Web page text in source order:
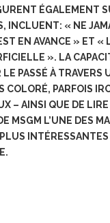
ÉGALEMENT
INCLUENT: « NE
EN AVANCE » ET «
». LA
PASSÉ À TRAVERS
COLORÉ, PARFOIS
– AINSI QUE DE LIRE
MSGM L’UNE DES